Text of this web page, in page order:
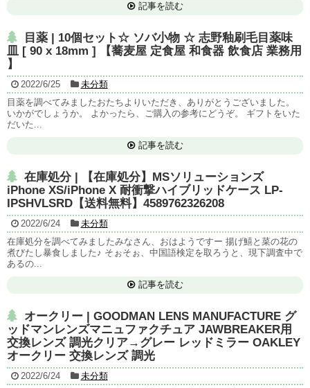
記事を読む
目薬 | 10個セット☆ ソバ小物 ☆ 志野釉刷毛目薬味
皿 [ 90 x 18mm ] 【蕎麦屋 定食屋 和食器 飲食店 業務用
】
2022/6/25
未分類
目薬を調べてみましたおたちよりいただき、ありがとうございました。
いかがでしょうか。 よかったら、ご購入の参考にどうぞ。 ギフトをいた
だいた...
記事を読む
在庫処分 | 【在庫処分】MSソリューションズ
iPhone XS/iPhone X 耐衝撃ハイブリッドケース LP-
IPSHVLSRD【送料無料】4589762326208
2022/6/24
未分類
在庫処分を調べてみましたみなさん、おはようですー 揚げ鱚と菜の花の
煮びたし暴食しました♪ そぉそぉ、中国語検定を取ろうと、現下調査中で
あるの...
記事を読む
オークリー | GOODMAN LENS MANUFACTURE グ
ッドマンレンズマニュファクチュア JAWBREAKER用
交換レンズ 調光クリア→グレー レッドミラー OAKLEY
オークリー 交換レンズ 調光
2022/6/24
未分類